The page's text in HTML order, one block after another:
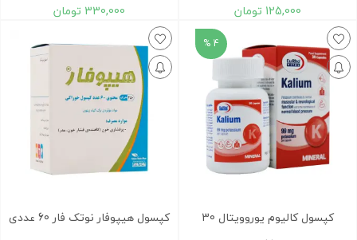
125,000 تومان 330,000 تومان
4 %
کپسول کالیوم یوروویتال 30
کپسول هیپوفار نوتک فار 60 عددی